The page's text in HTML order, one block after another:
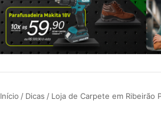
Início / Dicas / Loja de Carpete em Ribeirão